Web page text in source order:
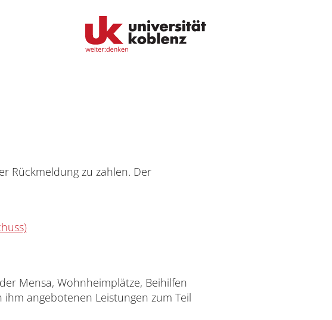
Bildungswissenschaften
Lehre
Rückmeldung zu zahlen. Der
Mensa, Wohnheimplätze, Beihilfen
angebotenen Leistungen zum Teil